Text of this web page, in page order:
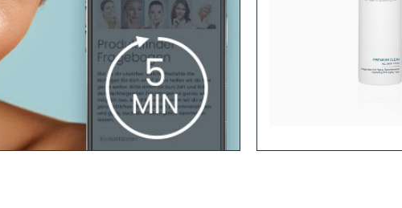
Anti-Aging Tonic
Mehr erfahren